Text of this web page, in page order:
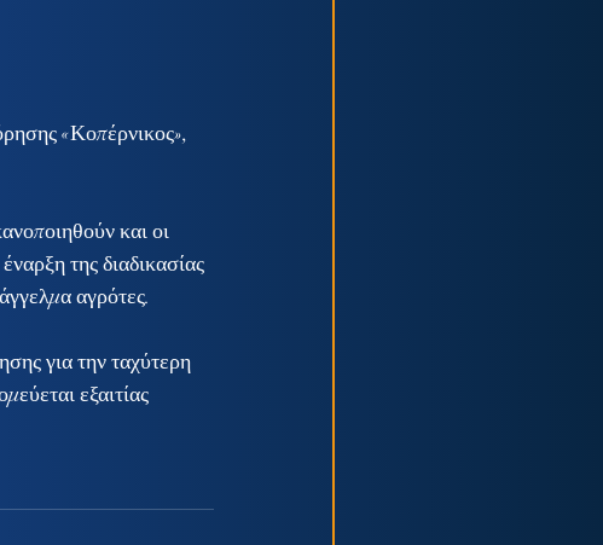
«Κοπέρνικος»,
και οι
της διαδικασίας
αγρότες.
για την ταχύτερη
εξαιτίας